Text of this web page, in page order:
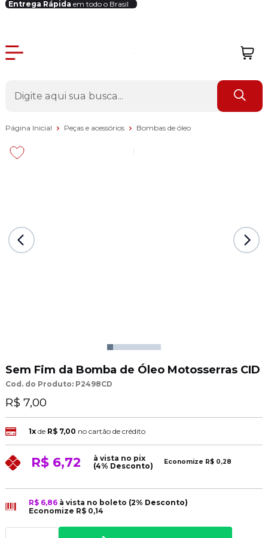
Entrega Rápida em todo o Brasil
Login Revendedor
Página Inicial Peças e acessórios Bombas de óleo
Sem Fim da Bomba de Óleo Motosserras CID
Cod. do Produto: P2498CD
R$ 7,00
1xde R$ 7,00 no cartão de crédito
R$ 6,72
à vista no pix
(4% Desconto)
Economize R$ 0,28
R$ 6,86 à vista no boleto (2% Desconto)
Economize R$ 0,14